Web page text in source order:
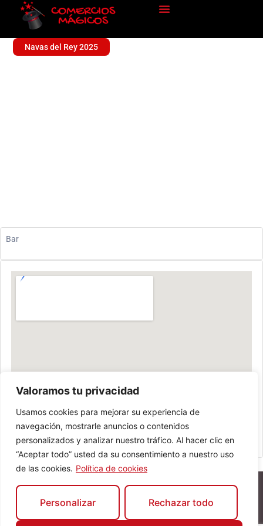
Valoramos tu privacidad
Usamos cookies para mejorar su experiencia de
navegación, mostrarle anuncios o contenidos
personalizados y analizar nuestro tráfico. Al hacer clic en
“Aceptar todo” usted da su consentimiento a nuestro uso
de las cookies. Política de cookies
Personalizar Rechazar todo
Navas del Rey 2025
Bar